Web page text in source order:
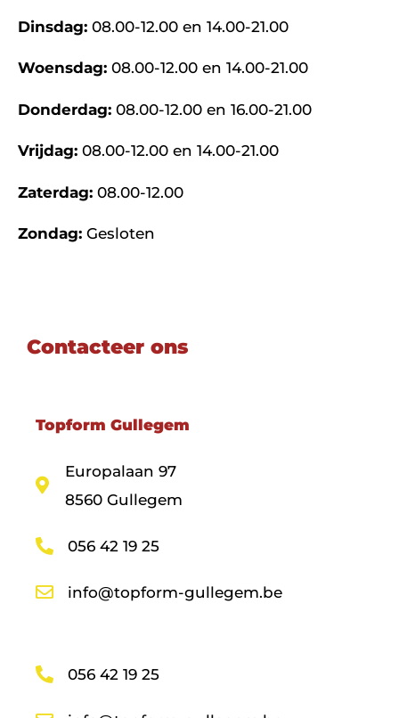
Dinsdag: 08.00-12.00 en 14.00-21.00
Woensdag: 08.00-12.00 en 14.00-21.00
Donderdag: 08.00-12.00 en 16.00-21.00
Vrijdag: 08.00-12.00 en 14.00-21.00
Zaterdag: 08.00-12.00
Zondag: Gesloten
Contacteer ons
Topform Gullegem
Europalaan 97
8560 Gullegem
056 42 19 25
info@topform-gullegem.be
056 42 19 25